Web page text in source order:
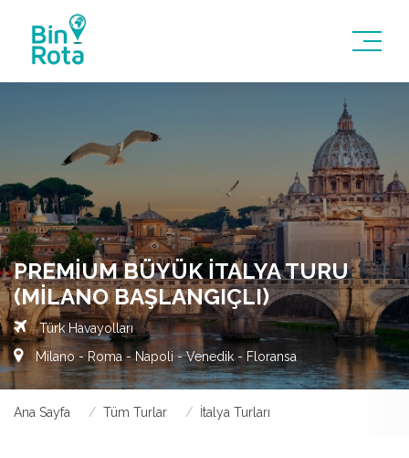
PREMIUM BÜYÜK İTALYA TURU
(MILANO BAŞLANGIÇLI)
Türk Havayolları
Milano - Roma - Napoli - Venedik - Floransa
Ana Sayfa Tüm Turlar İtalya Turları